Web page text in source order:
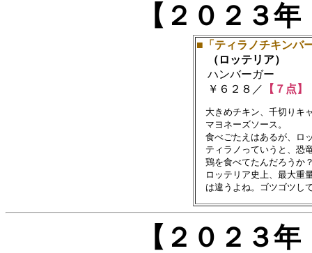
【２０２３
■「ティラノチキンバ
（ロッテリア）
ハンバーガー
￥６２８／
【７点】
大きめチキン、千切りキ
マヨネーズソース。
食べごたえはあるが、ロ
ティラノっていうと、恐
鶏を食べてたんだろうか
ロッテリア史上、最大重
【２０２３